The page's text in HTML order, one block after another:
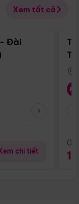
Xem tất cả
nổi bật
Đài
chi tiết